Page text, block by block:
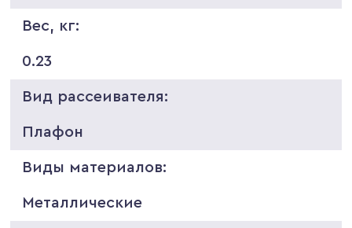
Вес, кг:
0.23
Вид рассеивателя:
Плафон
Виды материалов:
Металлические